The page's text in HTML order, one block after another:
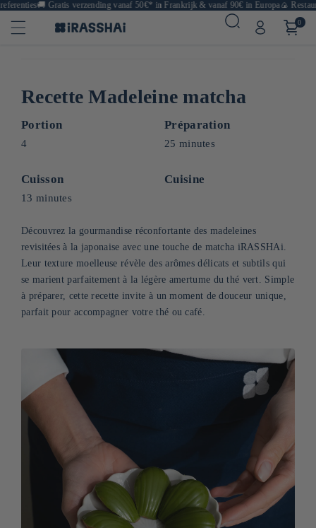
🚚Gratis verzending vanaf 50€* in Frankrijk & vanaf 90€ in Europa🍙
0
Recette Madeleine matcha
Portion
4
Préparation
25 minutes
Cuisson
13 minutes
Cuisine
Découvrez la gourmandise réconfortante des madeleines
revisitées à la japonaise avec une touche de matcha iRASSHAi.
Leur texture moelleuse révèle des arômes délicats et subtils qui
se marient parfaitement à la légère amertume du thé vert. Simple
à préparer, cette recette invite à un moment de douceur unique,
parfait pour accompagner votre thé ou café.